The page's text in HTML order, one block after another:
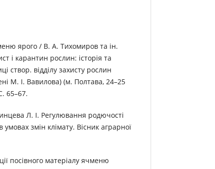
ярого / В. А. Тихомиров та ін.
і карантин рослин: історія та
створ. відділу захисту рослин
М. І. Вавилова) (м. Полтава, 24–25
65–67.
Л. І. Регулювання родючості
умовах змін клімату. Вісник аграрної
посівного матеріалу ячменю